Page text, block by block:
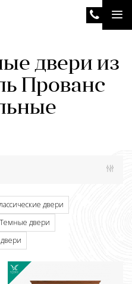
двери из
Прованс
двери
Темные двери